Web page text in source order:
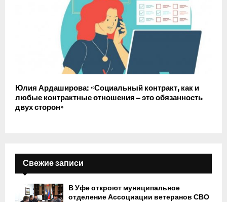
Юлия Ардаширова: «Социальный контракт, как и
любые контрактные отношения – это обязанность
двух сторон»
Свежие записи
В Уфе откроют муниципальное
отделение Ассоциации ветеранов СВО